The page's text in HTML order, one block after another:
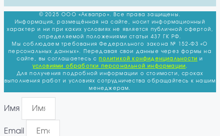
© 2025 ООО «Аквапро». Все права защищены.
Информация, размещённая на сайте, носит информационный
характер и ни при каких условиях не является публичной офертой,
определяемой положениями статьи 437 ГК РФ.
Мы соблюдаем требования Федерального закона № 152-ФЗ «О
персональных данных». Передавая свои данные через формы на
сайте, вы соглашаетесь сполитикойконфиденциальности и
условиями обработки персональной информации .
Для получения подробной информации о стоимости, сроках
выполнения работ и условиях сотрудничества обращайтесь к нашим
менеджерам.
Имя
Email